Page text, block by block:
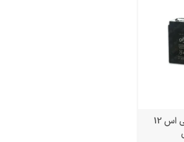
خرید عمده باتری یو پی اس 12